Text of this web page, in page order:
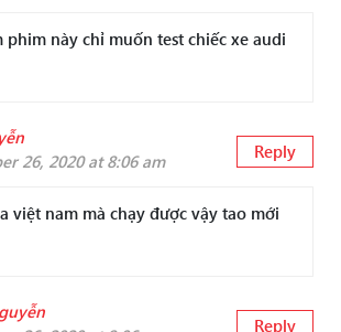
phim này chỉ muốn test chiếc xe audi
26, 2020 at 8:06 am
Reply
việt nam mà chạy được vậy tao mới
Reply